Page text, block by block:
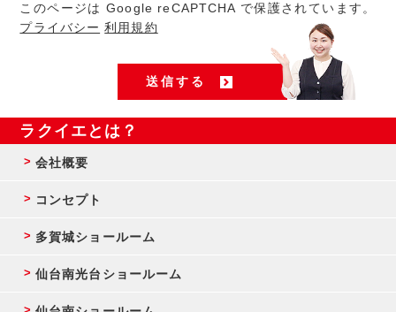
このページは Google reCAPTCHA で保護されています。
プライバシー 利用規約
ラクイエとは？
会社概要
コンセプト
多賀城ショールーム
仙台南光台ショールーム